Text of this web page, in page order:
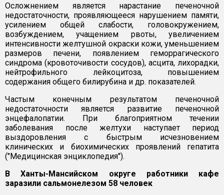
Осложнением является нарастание печеночной
недостаточности, проявляющееся нарушением памяти,
усилением общей слабости, головокружением,
возбуждением, учащением рвоты, увеличением
интенсивности желтушной окраски кожи, уменьшением
размеров печени, появлением геморрагического
синдрома (кровоточивости сосудов), асцита, лихорадки,
нейтрофильного лейкоцитоза, повышением
содержания общего билирубина и др. показателей.
Частым конечным результатом печеночной
недостаточности является развитие печеночной
энцефалопатии. При благоприятном течении
заболевания после желтухи наступает период
выздоровления с быстрым исчезновением
клинических и биохимических проявлений гепатита
("Медицинская энциклопедия").
В Ханты-Мансийском округе работники кафе
заразили сальмонелезом 58 человек